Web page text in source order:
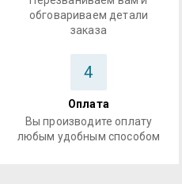
обговариваем детали
заказа
4
Оплата
Вы производите оплату
любым удобным способом